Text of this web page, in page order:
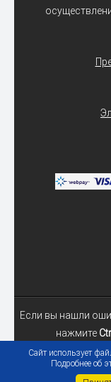
Если вы нашли
нажмите
© 2026
Сайт использует
Подробнее об